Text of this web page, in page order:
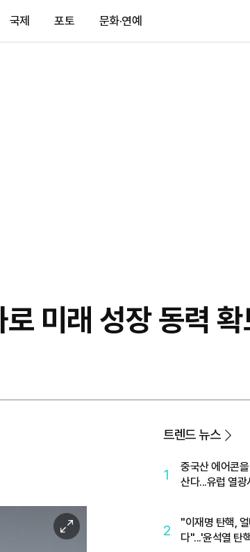
국제 포토 문화·연예
미래 성장 동력
이
미
트렌드 뉴스
1
중국산 에어콘
산다...유럽 열광
2
"이재명 탄핵,
다"...'윤석열 탄